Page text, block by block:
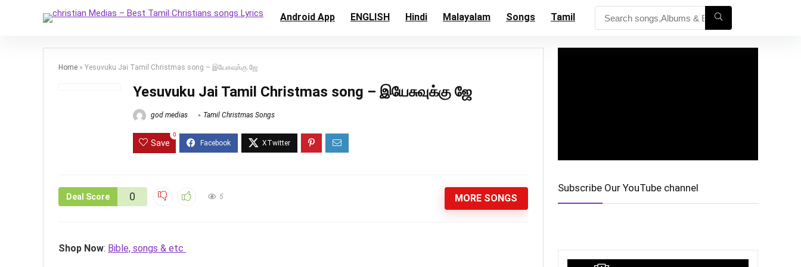
Android App ENGLISH Hindi Malayalam Songs Tamil
Home » Yesuvuku Jai Tamil Christmas song – இயேசுவுக்கு ஜே
Yesuvuku Jai Tamil Christmas song – இயேசுவுக்கு ஜே
god medias Tamil Christmas Songs
Save
0
Deal Score 0 5 MORE SONGS
Shop Now: Bible, songs & etc
Subscribe Our YouTube channel